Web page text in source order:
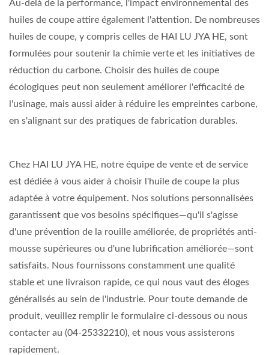
Au-delà de la performance, l'impact environnemental des
huiles de coupe attire également l'attention. De nombreuses
huiles de coupe, y compris celles de HAI LU JYA HE, sont
formulées pour soutenir la chimie verte et les initiatives de
réduction du carbone. Choisir des huiles de coupe
écologiques peut non seulement améliorer l'efficacité de
l'usinage, mais aussi aider à réduire les empreintes carbone,
en s'alignant sur des pratiques de fabrication durables.
Chez HAI LU JYA HE, notre équipe de vente et de service
est dédiée à vous aider à choisir l'huile de coupe la plus
adaptée à votre équipement. Nos solutions personnalisées
garantissent que vos besoins spécifiques—qu'il s'agisse
d'une prévention de la rouille améliorée, de propriétés anti-
mousse supérieures ou d'une lubrification améliorée—sont
satisfaits. Nous fournissons constamment une qualité
stable et une livraison rapide, ce qui nous vaut des éloges
généralisés au sein de l'industrie. Pour toute demande de
produit, veuillez remplir le formulaire ci-dessous ou nous
contacter au (04-25332210), et nous vous assisterons
rapidement.